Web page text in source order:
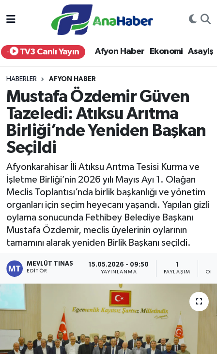
TV3 Canlı Yayın Afyon Haber Ekonomi Asayiş
HABERLER AFYON HABER
Mustafa Özdemir Güven
Tazeledi: Atıksu Arıtma
Birliği’nde Yeniden Başkan
Seçildi
Afyonkarahisar İli Atıksu Arıtma Tesisi Kurma ve
İşletme Birliği’nin 2026 yılı Mayıs Ayı 1. Olağan
Meclis Toplantısı’nda birlik başkanlığı ve yönetim
organları için seçim heyecanı yaşandı. Yapılan gizli
oylama sonucunda Fethibey Belediye Başkanı
Mustafa Özdemir, meclis üyelerinin oylarının
tamamını alarak yeniden Birlik Başkanı seçildi.
MEVLÜT TINAS
EDITÖR
15.05.2026 - 09:50
YAYINLANMA PAYLAŞIM
Yurt Haber
Afyon Haber
Siyaset
Spor
Sağlık
Teknoloji
Kültür - Sanat
Yaşam
Afyonkarahisar Nöbetçi Eczaneler
Afyonkarahisar Hava Durumu
Afyonkarahisar Namaz Vakitleri
Afyonkarahisar Trafik Yoğunluk Haritası
Süper Lig Puan Durumu ve Fikstür
Tüm Manşetler
Son Dakika Haberleri
Haber Arşivi